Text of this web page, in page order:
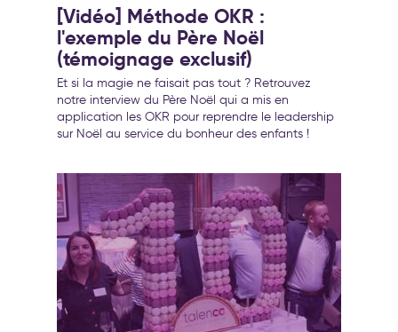
[Vidéo] Méthode OKR :
l'exemple du Père Noël
(témoignage exclusif)
Et si la magie ne faisait pas tout ? Retrouvez
notre interview du Père Noël qui a mis en
application les OKR pour reprendre le leadership
sur Noël au service du bonheur des enfants !